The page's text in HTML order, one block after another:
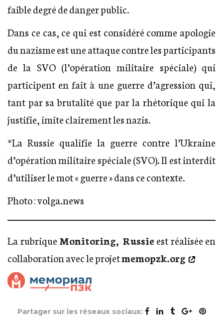
faible degré de danger public.
Dans ce cas, ce qui est considéré comme apologie
du nazisme est une attaque contre les participants
de la SVO (l’opération militaire spéciale) qui
participent en fait à une guerre d’agression qui,
tant par sa brutalité que par la rhétorique qui la
justifie, imite clairement les nazis.
*La Russie qualifie la guerre contre l’Ukraine
d’opération militaire spéciale (SVO). Il est interdit
d’utiliser le mot « guerre » dans ce contexte.
Photo : volga.news
La rubriqueMonitoring, Russieest réalisée en
collaboration avec le projetmemopzk.org
Partager sur les réseaux sociaux: